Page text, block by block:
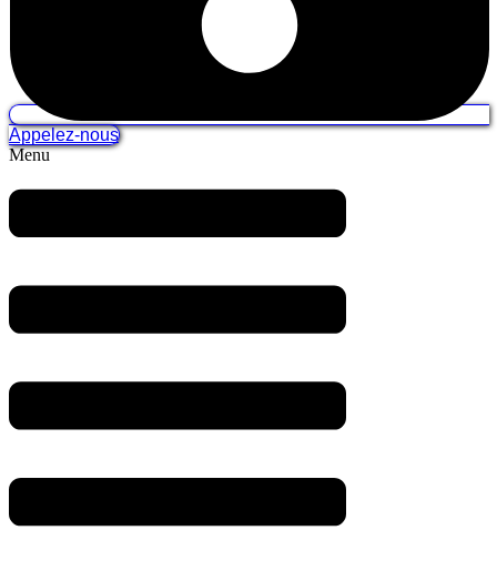
Appelez-nous
Menu